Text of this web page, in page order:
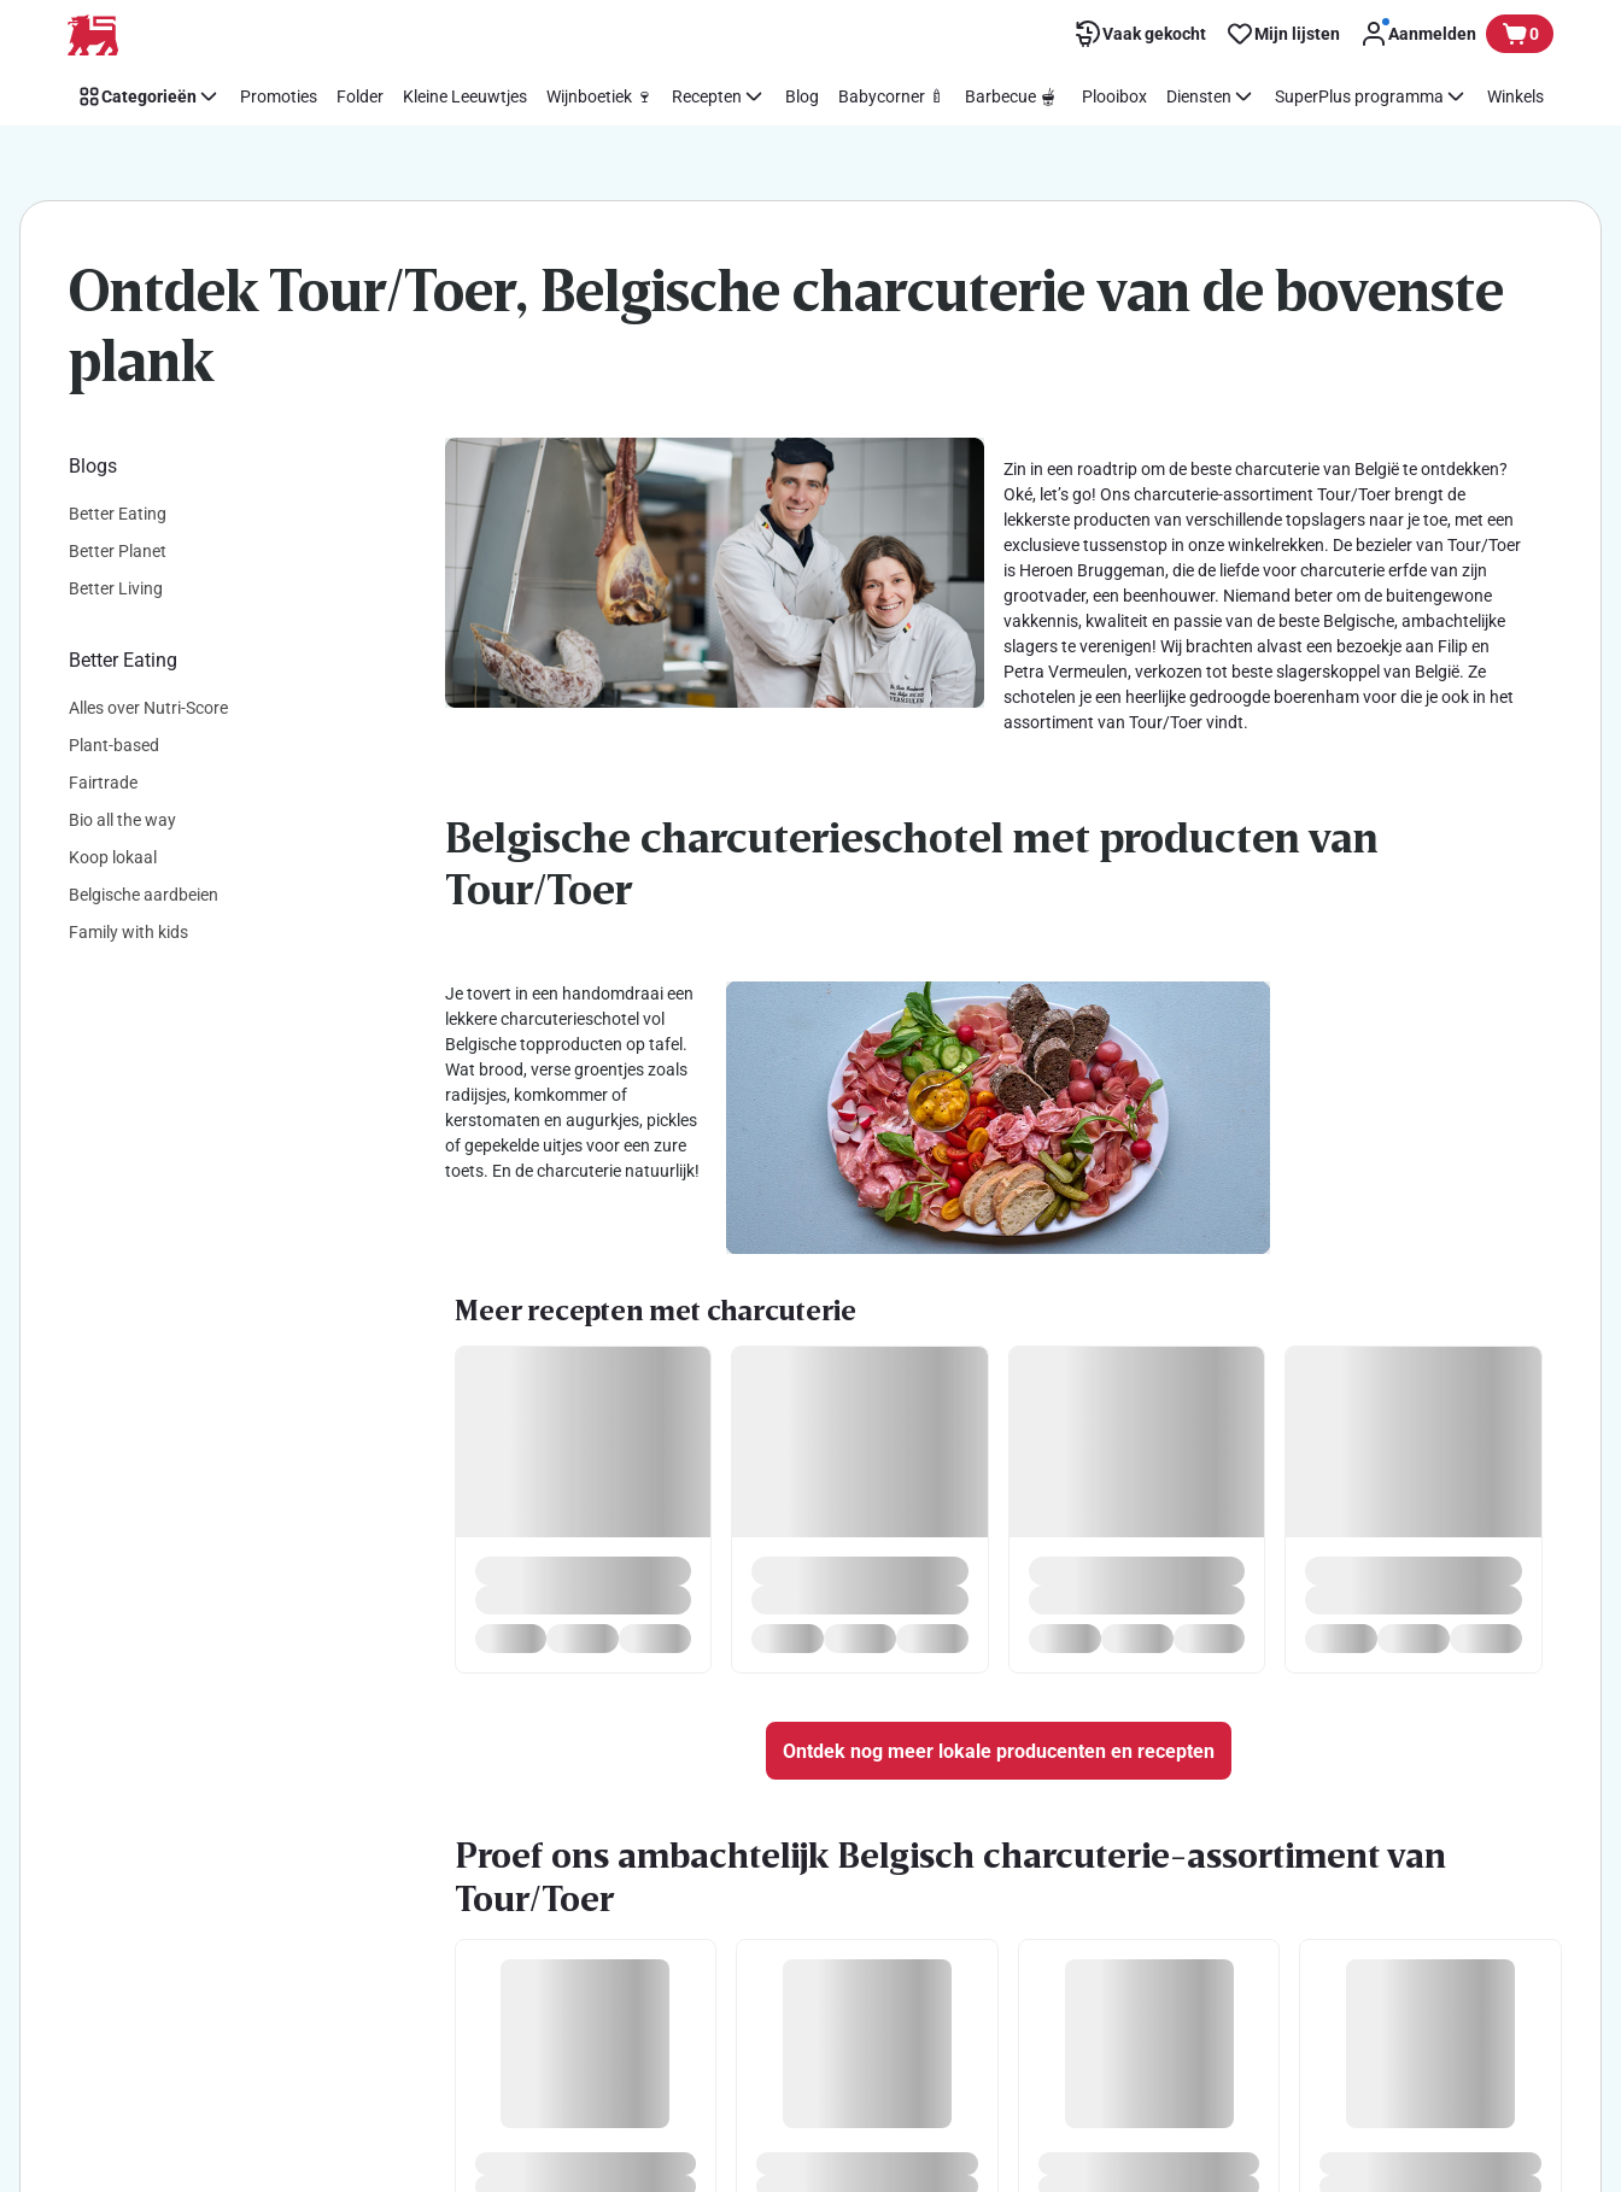
Overslaan
Tour/Toer:
charcuterie
Vaak gekocht Mijn lijsten Aanmelden 0
Categorieën Promoties Folder Kleine Leeuwtjes Wijnboetiek 🍷 Recepten Blog Babycorner 🍼 Barbecue 🫕 Plooibox Diensten SuperPlus programma Winkels
Ontdek Tour/Toer, Belgische charcuterie van de bovenste
plank
Blogs
Better Eating
Better Planet
Better Living
Better Eating
Alles over Nutri-Score
Plant-based
Fairtrade
Bio all the way
Koop lokaal
Belgische aardbeien
Family with kids
Zin in een roadtrip om de beste charcuterie van België te ontdekken?
Oké, let’s go! Ons charcuterie-assortiment Tour/Toer brengt de
lekkerste producten van verschillende topslagers naar je toe, met een
exclusieve tussenstop in onze winkelrekken. De bezieler van Tour/Toer
is Heroen Bruggeman, die de liefde voor charcuterie erfde van zijn
grootvader, een beenhouwer. Niemand beter om de buitengewone
vakkennis, kwaliteit en passie van de beste Belgische, ambachtelijke
slagers te verenigen! Wij brachten alvast een bezoekje aan Filip en
Petra Vermeulen, verkozen tot beste slagerskoppel van België. Ze
schotelen je een heerlijke gedroogde boerenham voor die je ook in het
assortiment van Tour/Toer vindt.
Belgische charcuterieschotel met producten van
Tour/Toer
Je tovert in een handomdraai een
lekkere charcuterieschotel vol
Belgische topproducten op tafel.
Wat brood, verse groentjes zoals
radijsjes, komkommer of
kerstomaten en augurkjes, pickles
of gepekelde uitjes voor een zure
toets. En de charcuterie natuurlijk!
Meer recepten met charcuterie
Ontdek nog meer lokale producenten en recepten
Proef ons ambachtelijk Belgisch charcuterie-assortiment van
Tour/Toer